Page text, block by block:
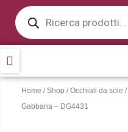
contenuto
Products
search
Home /Shop /Occhiali da sole /
Gabbana – DG4431